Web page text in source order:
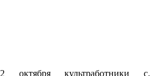
2 октября культработники с.